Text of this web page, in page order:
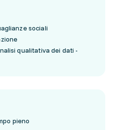
sociali
qualitativa dei dati -
pieno